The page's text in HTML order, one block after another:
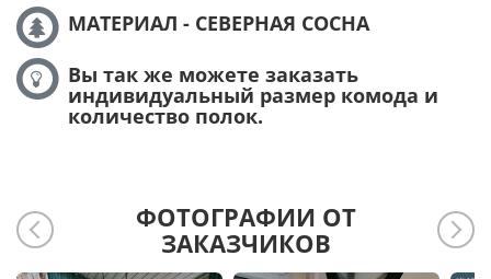
МАТЕРИАЛ - СЕВЕРНАЯ СОСНА
Вы так же можете заказать
индивидуальный размер комода и
количество полок.
ФОТОГРАФИИ ОТ
ЗАКАЗЧИКОВ